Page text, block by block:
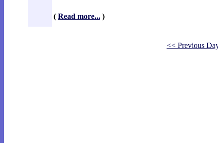
( Read more... )
<< Previous